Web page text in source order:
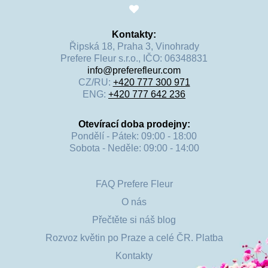
Kontakty:
Řipská 18, Praha 3, Vinohrady
Prefere Fleur s.r.o., IČO: 06348831
info@preferefleur.com
CZ/RU: +420 777 300 971
ENG: +420 777 642 236
Otevírací doba prodejny:
Pondělí - Pátek: 09:00 - 18:00
Sobota - Neděle: 09:00 - 14:00
FAQ Prefere Fleur
O nás
Přečtěte si náš blog
Rozvoz květin po Praze a celé ČR. Platba
Kontakty